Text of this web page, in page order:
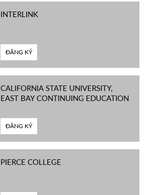
INTERLINK
ĐĂNG KÝ
CALIFORNIA STATE UNIVERSITY,
EAST BAY CONTINUING EDUCATION
ĐĂNG KÝ
PIERCE COLLEGE